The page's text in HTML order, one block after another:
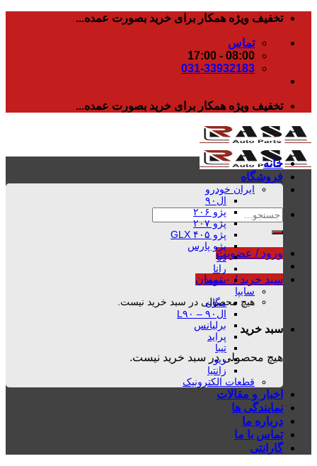
رفتن
محتوا
تخفیف ویژه همکار برای خرید بصورت عمده...
تماس
08:00 - 17:00
031-33932183
تخفیف ویژه همکار برای خرید بصورت عمده...
جستجو
ورود / عضویت
سبد خرید / ۰ تومان
هیچ محصولی در سبد خرید نیست.
سبد خرید
هیچ محصولی در سبد خرید نیست.
خانه
فروشگاه
ایران خودرو
ال۹۰
پژو ۲۰۶
پژو ۲۰۷
پژو ۴۰۵ GLX
پژو پارس
دنا
رانا
سمند
سایپا
مگان
ال۹۰ – L۹۰
برلیانس
پراید
تیبا
ریو
زانتیا
قطعات الکترونیک
اخبار و مقالات
نمایندگی ها
درباره ما
تماس با ما
گارانتی